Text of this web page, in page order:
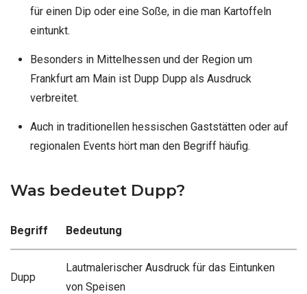
für einen Dip oder eine Soße, in die man Kartoffeln
eintunkt.
Besonders in Mittelhessen und der Region um
Frankfurt am Main ist Dupp Dupp als Ausdruck
verbreitet.
Auch in traditionellen hessischen Gaststätten oder auf
regionalen Events hört man den Begriff häufig.
Was bedeutet Dupp?
Begriff Bedeutung
Dupp
Lautmalerischer Ausdruck für das Eintunken
von Speisen